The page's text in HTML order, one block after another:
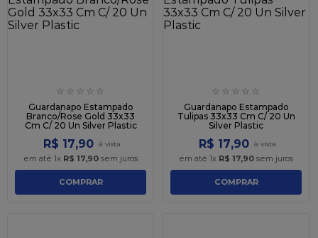
☆ ☆ ☆ ☆ ☆
Guardanapo Estampado
Branco/Rose Gold 33x33
Cm C/ 20 Un Silver Plastic
R$ 17,90
em até 1x R$ 17,90 sem juros
COMPRAR
☆ ☆ ☆ ☆ ☆
Guardanapo Estampado
Tulipas 33x33 Cm C/ 20 Un
Silver Plastic
R$ 17,90
em até 1x R$ 17,90 sem juros
COMPRAR